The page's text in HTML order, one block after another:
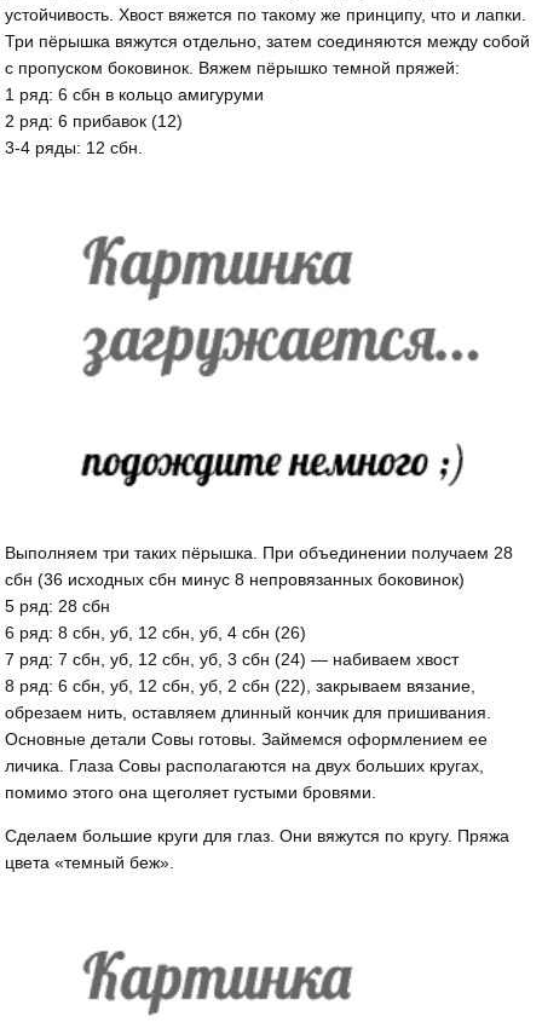
устойчивость. Хвост вяжется по такому же принципу, что и лапки.
Три пёрышка вяжутся отдельно, затем соединяются между собой
с пропуском боковинок. Вяжем пёрышко темной пряжей:
1 ряд: 6 сбн в кольцо амигуруми
2 ряд: 6 прибавок (12)
3-4 ряды: 12 сбн.
Выполняем три таких пёрышка. При объединении получаем 28
сбн (36 исходных сбн минус 8 непровязанных боковинок)
5 ряд: 28 сбн
6 ряд: 8 сбн, уб, 12 сбн, уб, 4 сбн (26)
7 ряд: 7 сбн, уб, 12 сбн, уб, 3 сбн (24) — набиваем хвост
8 ряд: 6 сбн, уб, 12 сбн, уб, 2 сбн (22), закрываем вязание,
обрезаем нить, оставляем длинный кончик для пришивания.
Основные детали Совы готовы. Займемся оформлением ее
личика. Глаза Совы располагаются на двух больших кругах,
помимо этого она щеголяет густыми бровями.
Сделаем большие круги для глаз. Они вяжутся по кругу. Пряжа
цвета «темный беж».